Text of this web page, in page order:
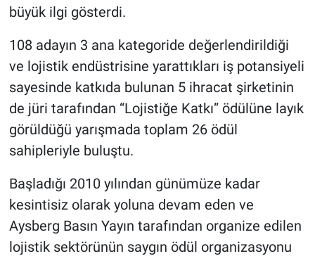
büyük ilgi gösterdi.
108 adayın 3 ana kategoride değerlendirildiği
ve lojistik endüstrisine yarattıkları iş potansiyeli
sayesinde katkıda bulunan 5 ihracat şirketinin
de jüri tarafından “Lojistiğe Katkı” ödülüne layık
görüldüğü yarışmada toplam 26 ödül
sahipleriyle buluştu.
Başladığı 2010 yılından günümüze kadar
kesintisiz olarak yoluna devam eden ve
Aysberg Basın Yayın tarafından organize edilen
lojistik sektörünün saygın ödül organizasyonu